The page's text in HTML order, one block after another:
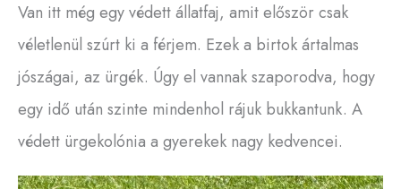
Van itt még egy védett állatfaj, amit először csak
véletlenül szúrt ki a férjem. Ezek a birtok ártalmas
jószágai, az ürgék. Úgy el vannak szaporodva, hogy
egy idő után szinte mindenhol rájuk bukkantunk. A
védett ürgekolónia a gyerekek nagy kedvencei.